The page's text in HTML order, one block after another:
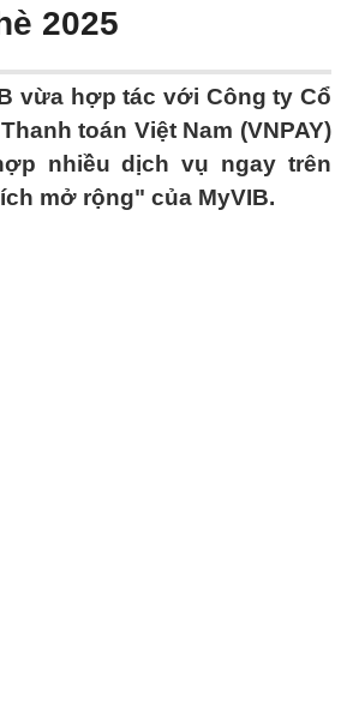
2025
vừa hợp tác với Công ty Cổ
toán Việt Nam (VNPAY)
nhiều dịch vụ ngay trên
mở rộng" của MyVIB.